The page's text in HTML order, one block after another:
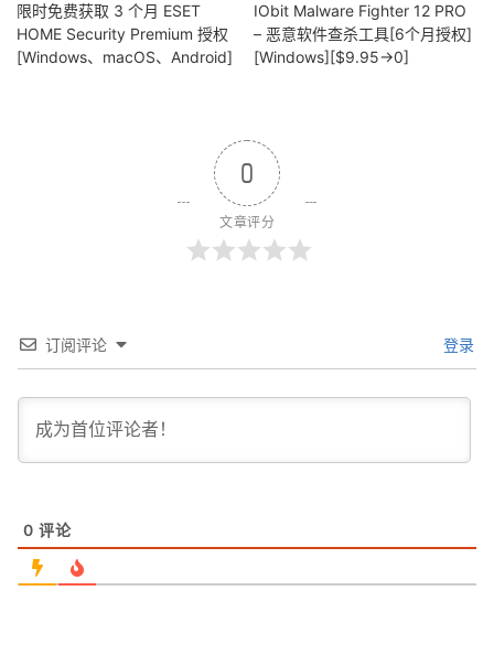
限时免费获取 3 个月 ESET
HOME Security Premium 授权
[Windows、macOS、Android]
IObit Malware Fighter 12 PRO
– 恶意软件查杀工具[6个月授权]
[Windows][$9.95→0]
0
文章评分
订阅评论 登录
0 评论